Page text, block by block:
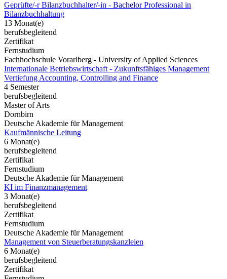
Geprüfte/-r Bilanzbuchhalter/-in - Bachelor Professional in
Bilanzbuchhaltung
13 Monat(e)
berufsbegleitend
Zertifikat
Fernstudium
Fachhochschule Vorarlberg - University of Applied Sciences
Internationale Betriebswirtschaft - Zukunftsfähiges Management
Vertiefung Accounting, Controlling and Finance
4 Semester
berufsbegleitend
Master of Arts
Dornbirn
Deutsche Akademie für Management
Kaufmännische Leitung
6 Monat(e)
berufsbegleitend
Zertifikat
Fernstudium
Deutsche Akademie für Management
KI im Finanzmanagement
3 Monat(e)
berufsbegleitend
Zertifikat
Fernstudium
Deutsche Akademie für Management
Management von Steuerberatungskanzleien
6 Monat(e)
berufsbegleitend
Zertifikat